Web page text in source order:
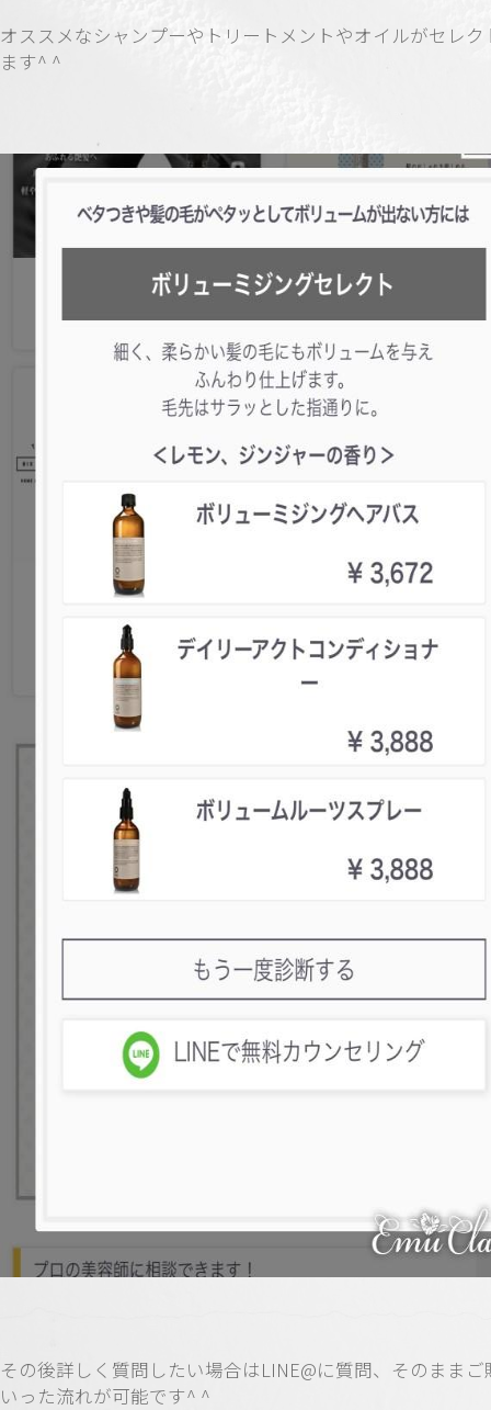
オススメなシャンプーやトリートメントやオイルがセレク
ます^ ^
その後詳しく質問したい場合はLINE@に質問、そのままご
いった流れが可能です^ ^